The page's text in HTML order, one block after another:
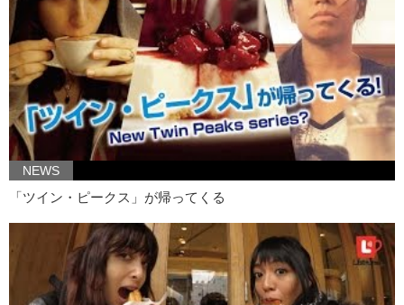
NEWS
「ツイン・ピークス」が帰ってくる